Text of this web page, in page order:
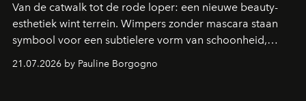
Van de catwalk tot de rode loper: een nieuwe beauty-
esthetiek wint terrein. Wimpers zonder mascara staan
symbool voor een subtielere vorm van schoonheid,
waarin zelfvertrouwen belangrijker is dan een overvloed
aan make-up.
21.07.2026 by Pauline Borgogno